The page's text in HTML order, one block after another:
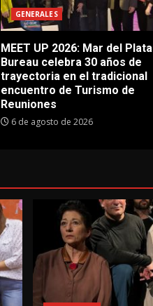
GENERALES
MEET UP 2026: Mar del Plata
Bureau celebra 30 años de
trayectoria en el tradicional
encuentro de Turismo de
Reuniones
6 de agosto de 2026